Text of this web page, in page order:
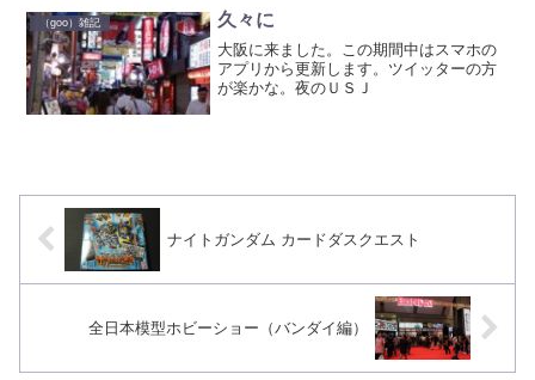
う、見切り発車の一日。 幕張メッセ
は、先々週の次世代...
（goo）雑記 久々に
大阪に来ました。この期間中はスマホの
アプリから更新します。ツイッターの方
が楽かな。夜のＵＳＪ
ナイトガンダム カードダスクエスト
全日本模型ホビーショー（バンダイ編）